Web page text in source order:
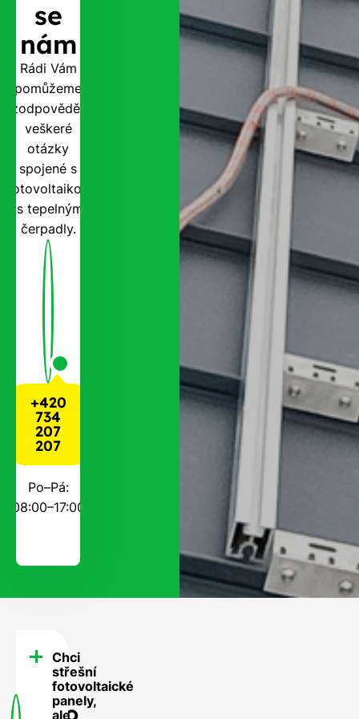
se
nám
Rádi Vám
pomůžeme
zodpovědět
veškeré
otázky
spojené s
fotovoltaikou
i s tepelnými
čerpadly.
+420
734
207
207
Po–Pá:
08:00–17:00
FAQ
-
Často
Chci
střešní
fotovoltaické
panely,
ale